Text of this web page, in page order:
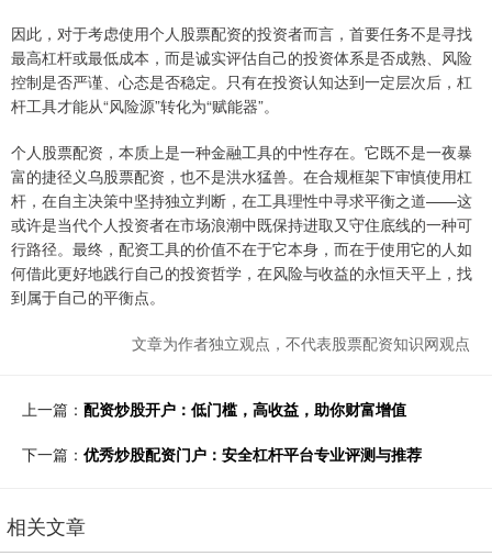
因此，对于考虑使用个人股票配资的投资者而言，首要任务不是寻找
最高杠杆或最低成本，而是诚实评估自己的投资体系是否成熟、风险
控制是否严谨、心态是否稳定。只有在投资认知达到一定层次后，杠
杆工具才能从“风险源”转化为“赋能器”。
个人股票配资，本质上是一种金融工具的中性存在。它既不是一夜暴
富的捷径义乌股票配资，也不是洪水猛兽。在合规框架下审慎使用杠
杆，在自主决策中坚持独立判断，在工具理性中寻求平衡之道——这
或许是当代个人投资者在市场浪潮中既保持进取又守住底线的一种可
行路径。最终，配资工具的价值不在于它本身，而在于使用它的人如
何借此更好地践行自己的投资哲学，在风险与收益的永恒天平上，找
到属于自己的平衡点。
文章为作者独立观点，不代表股票配资知识网观点
上一篇： 配资炒股开户：低门槛，高收益，助你财富增值
下一篇： 优秀炒股配资门户：安全杠杆平台专业评测与推荐
相关文章